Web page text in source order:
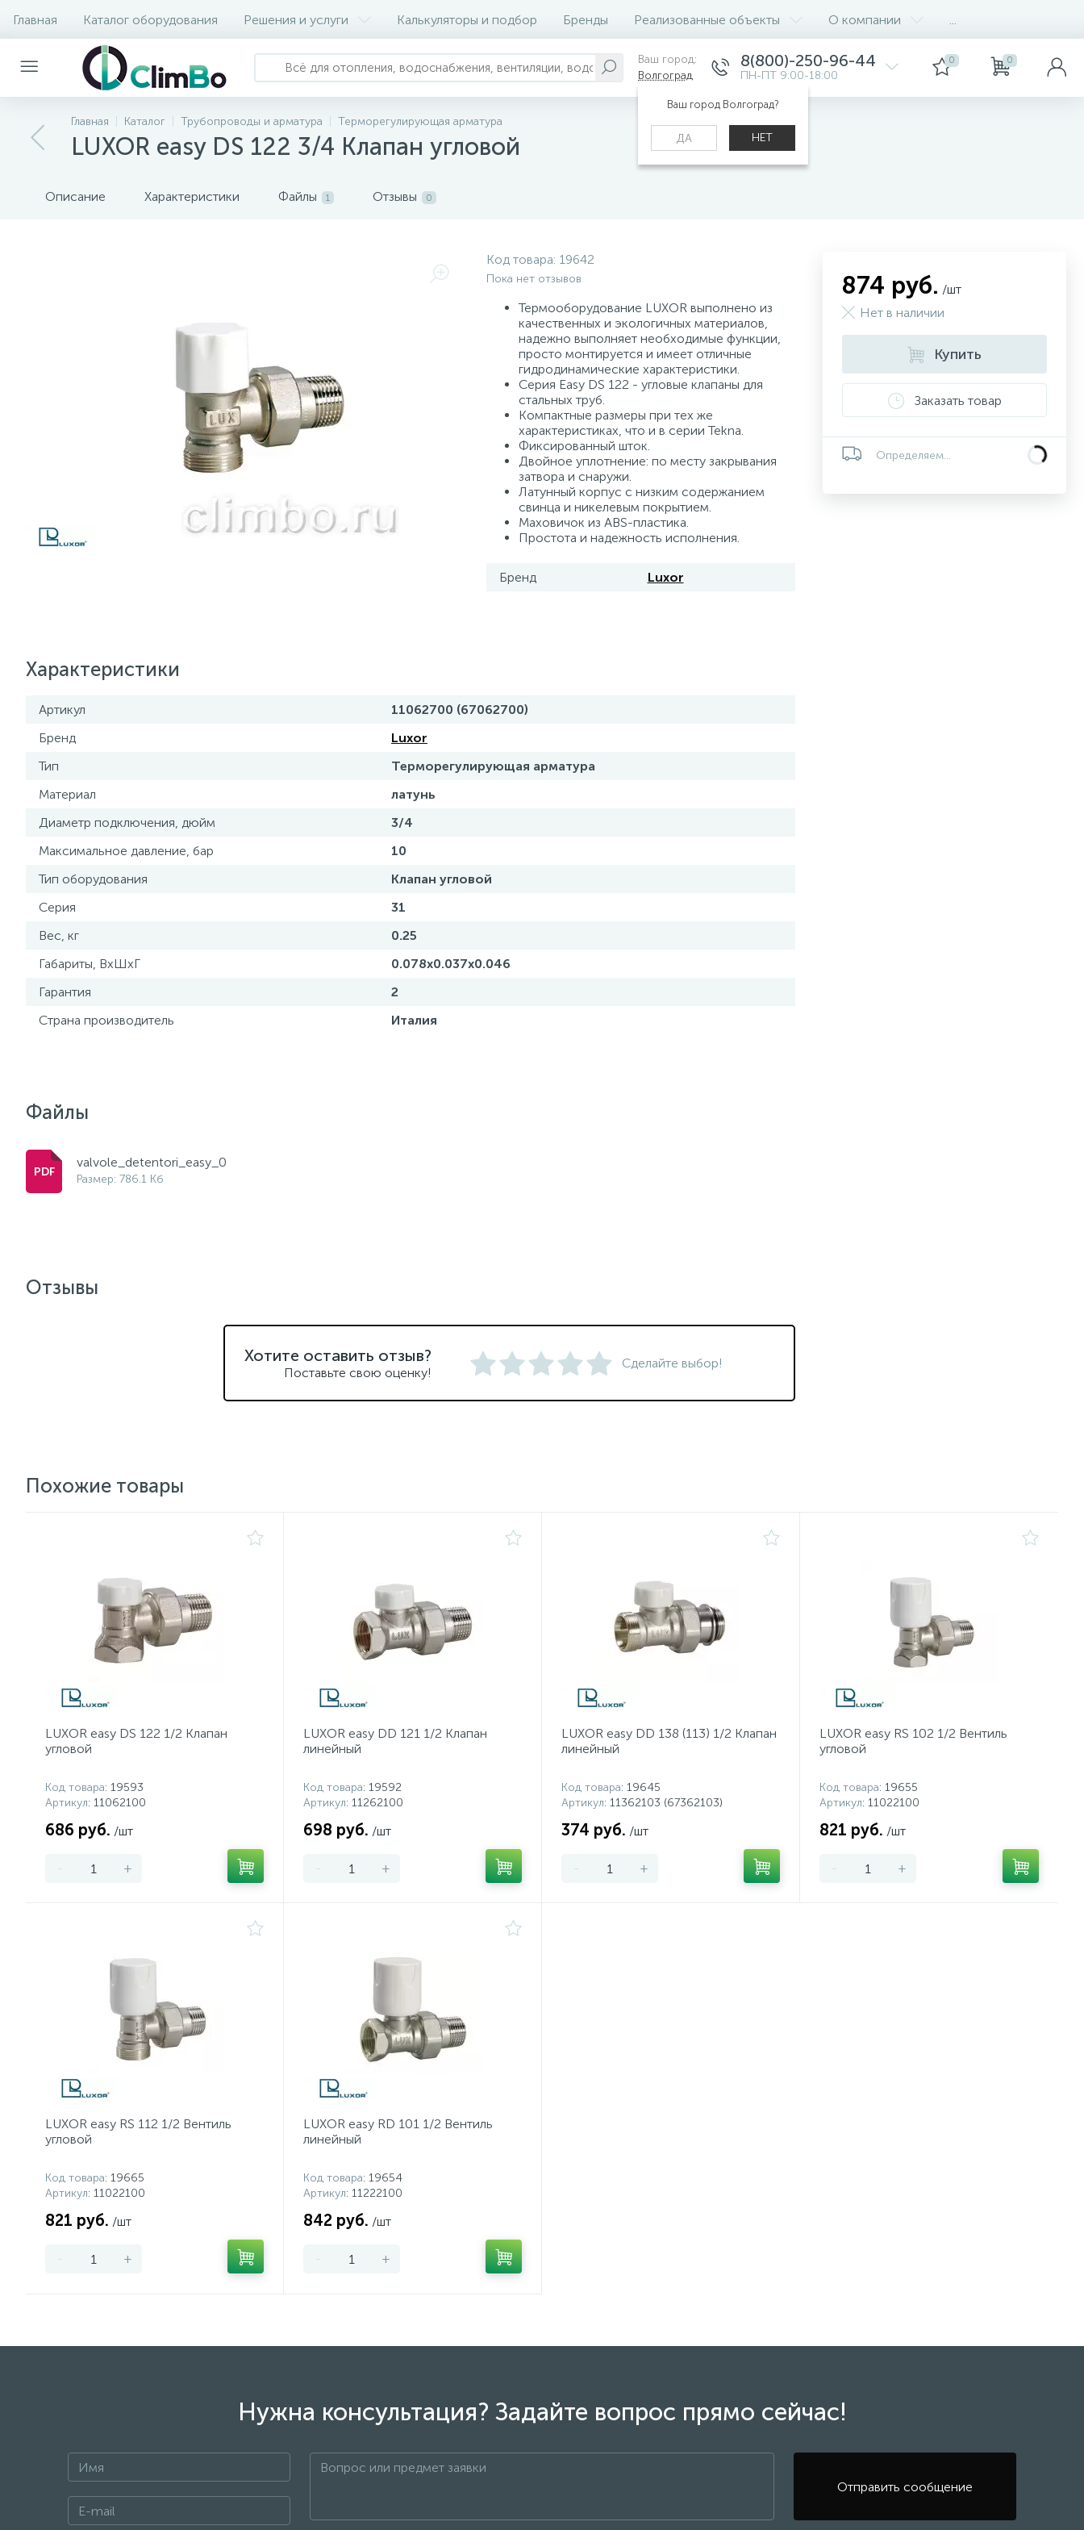
Главная Каталог оборудования Решения и услуги Калькуляторы и подбор Бренды Реализованные объекты О компании
Ваш город:
Волгоград
Ваш город Волгоград?
ДА НЕТ
8(800)-250-96-44
ПН-ПТ 9:00-18:00
0 0
Главная Каталог Трубопроводы и арматура Терморегулирующая арматура
LUXOR easy DS 122 3/4 Клапан угловой
Описание Характеристики Файлы 1 Отзывы 0
Код товара: 19642
Пока нет отзывов
Термооборудование LUXOR выполнено из
качественных и экологичных материалов,
надежно выполняет необходимые функции,
просто монтируется и имеет отличные
гидродинамические характеристики.
Серия Easy DS 122 - угловые клапаны для
стальных труб.
Компактные размеры при тех же
характеристиках, что и в серии Tekna.
Фиксированный шток.
Двойное уплотнение: по месту закрывания
затвора и снаружи.
Латунный корпус с низким содержанием
свинца и никелевым покрытием.
Маховичок из ABS-пластика.
Простота и надежность исполнения.
Бренд Luxor
Характеристики
Артикул
11062700 (67062700)
Бренд
Luxor
Тип
Терморегулирующая арматура
Материал
латунь
Диаметр подключения, дюйм
3/4
Максимальное давление, бар
10
Тип оборудования
Клапан угловой
Серия
31
Вес, кг
0.25
Габариты, ВхШхГ
0.078x0.037x0.046
Гарантия
2
Страна производитель
Италия
Файлы
valvole_detentori_easy_0
Размер: 786.1 Кб
874 руб. /шт
Нет в наличии
Купить
Заказать товар
Определяем...
Отзывы
Хотите оставить отзыв?
Поставьте свою оценку!
Сделайте выбор!
Похожие товары
LUXOR easy DS 122 1/2 Клапан
угловой
Код товара: 19593
Артикул: 11062100
686 руб. /шт
- +
LUXOR easy DD 121 1/2 Клапан
линейный
Код товара: 19592
Артикул: 11262100
698 руб. /шт
- +
LUXOR easy DD 138 (113) 1/2 Клапан
линейный
Код товара: 19645
Артикул: 11362103 (67362103)
374 руб. /шт
- +
LUXOR easy RS 102 1/2 Вентиль
угловой
Код товара: 19655
Артикул: 11022100
821 руб. /шт
- +
LUXOR easy RS 112 1/2 Вентиль
угловой
Код товара: 19665
Артикул: 11022100
821 руб. /шт
- +
LUXOR easy RD 101 1/2 Вентиль
линейный
Код товара: 19654
Артикул: 11222100
842 руб. /шт
- +
Нужна консультация? Задайте вопрос прямо сейчас!
Отправить сообщение